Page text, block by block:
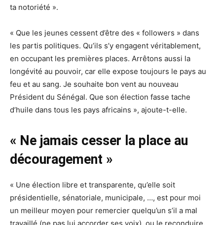
ta notoriété ».
« Que les jeunes cessent d’être des « followers » dans
les partis politiques. Qu’ils s’y engagent véritablement,
en occupant les premières places. Arrêtons aussi la
longévité au pouvoir, car elle expose toujours le pays au
feu et au sang. Je souhaite bon vent au nouveau
Président du Sénégal. Que son élection fasse tache
d’huile dans tous les pays africains », ajoute-t-elle.
« Ne jamais cesser la place au
découragement »
« Une élection libre et transparente, qu’elle soit
présidentielle, sénatoriale, municipale, …, est pour moi
un meilleur moyen pour remercier quelqu’un s’il a mal
travaillé (ne pas lui accorder ses voix), ou le reconduire,